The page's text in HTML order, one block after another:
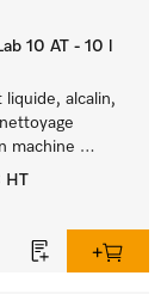
10 AT - 10 l
liquide, alcalin,
machine
et de
laboratoire.
HT